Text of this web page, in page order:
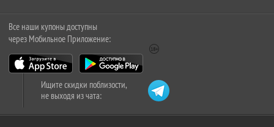
Все наши купоны доступны
через Мобильное Приложение:
Ищите скидки поблизости,
не выходя из чата: